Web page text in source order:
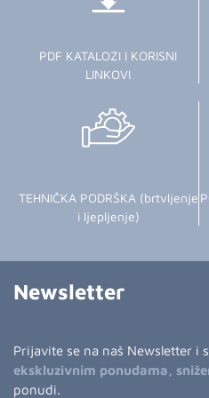
PDF KATALOZI I KORISNI
LINKOVI
TEHNIČKA PODRŠKA (brtvljenje
i ljepljenje)
Newsletter
Prijavite se na naš Newsletter i
ekskluzivnim ponudama,
ponudi.